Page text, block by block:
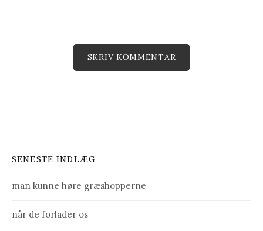
SENESTE INDLÆG
man kunne høre græshopperne
når de forlader os